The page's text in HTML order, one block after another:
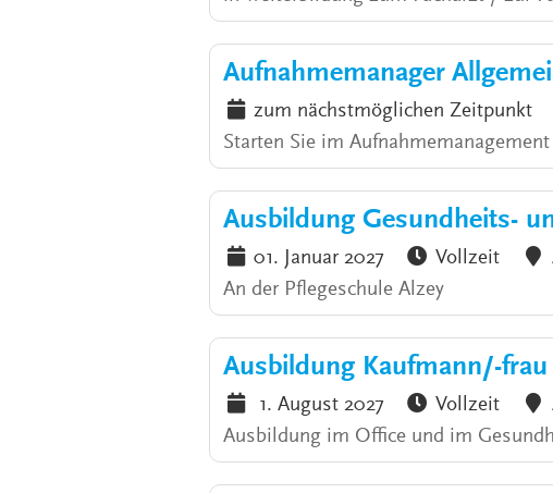
Aufnahmemanager
zum nächstmöglichen Zeitpunkt
Starten Sie im
Ausbildung Gesundheits-
01. Januar 2027 Vollzeit
An der Pflegeschule Alzey
Ausbildung Kaufmann/-
1. August 2027 Vollzeit
Ausbildung im Office und im